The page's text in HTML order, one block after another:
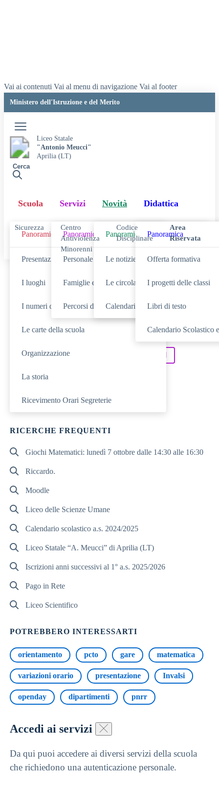
Vai ai contenuti Vai al menu di navigazione Vai al footer
Ministero dell'Istruzione e del Merito
Liceo Statale
"Antonio Meucci"
Aprilia (LT)
Cerca
Scuola
Panoramica
Presentazione
I luoghi
I numeri della scuola
Le carte della scuola
Organizzazione
La storia
Ricevimento Orari Segreterie
Servizi
Panoramica
Personale scolastico
Famiglie e studenti
Percorsi di studio
Novità
Panoramica
Le notizie
Le circolari
Calendario eventi
Didattica
Panoramica
Offerta formativa
I progetti delle classi
Libri di testo
Calendario Scolastico
Sicurezza
Centro
Antiviolenza
Minorenni
Codice
Disciplinare
Area
Riservata
Cerca nella sezioneSCUOLA
Cerca tra leNOVITÀ
Cerca nella
Cerca inTUTTO IL SITO
RICERCHE FREQUENTI
Giochi Matematici: lunedì 7 ottobre dalle 14:30 alle 16:30
Riccardo.
Moodle
Liceo delle Scienze Umane
Calendario scolastico a.s. 2024/2025
Liceo Statale “A. Meucci” di Aprilia (LT)
Iscrizioni anni successivi al 1° a.s. 2025/2026
Pago in Rete
Liceo Scientifico
POTREBBERO INTERESSARTI
orientamento pcto gare matematica
variazioni orario presentazione Invalsi
openday dipartimenti pnrr
Accedi ai servizi
Da qui puoi accedere ai diversi servizi della scuola
che richiedono una autenticazione personale.